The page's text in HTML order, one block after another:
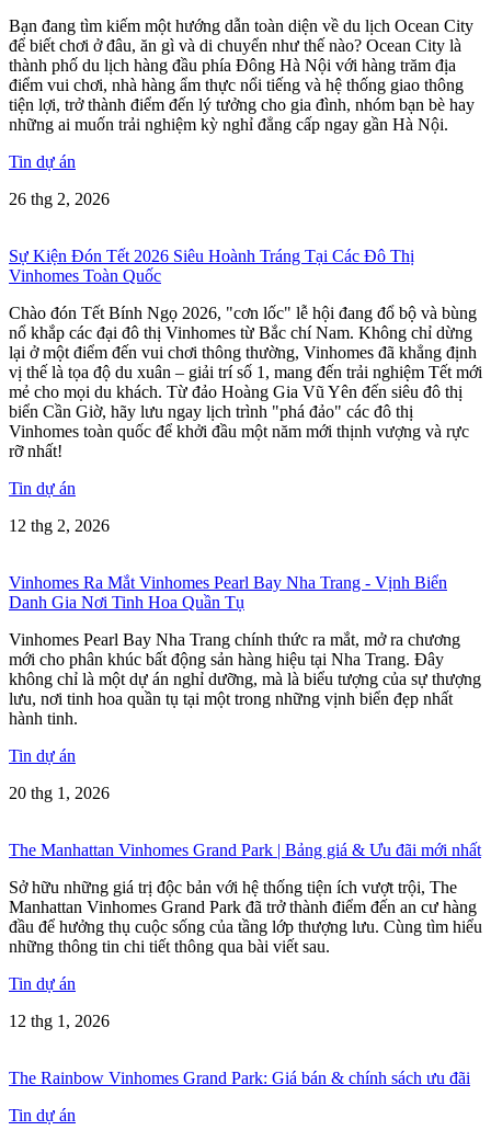
Bạn đang tìm kiếm một hướng dẫn toàn diện về du lịch Ocean City
để biết chơi ở đâu, ăn gì và di chuyển như thế nào? Ocean City là
thành phố du lịch hàng đầu phía Đông Hà Nội với hàng trăm địa
điểm vui chơi, nhà hàng ẩm thực nổi tiếng và hệ thống giao thông
tiện lợi, trở thành điểm đến lý tưởng cho gia đình, nhóm bạn bè hay
những ai muốn trải nghiệm kỳ nghỉ đẳng cấp ngay gần Hà Nội.
Tin dự án
26 thg 2, 2026
Sự Kiện Đón Tết 2026 Siêu Hoành Tráng Tại Các Đô Thị
Vinhomes Toàn Quốc
Chào đón Tết Bính Ngọ 2026, "cơn lốc" lễ hội đang đổ bộ và bùng
nổ khắp các đại đô thị Vinhomes từ Bắc chí Nam. Không chỉ dừng
lại ở một điểm đến vui chơi thông thường, Vinhomes đã khẳng định
vị thế là tọa độ du xuân – giải trí số 1, mang đến trải nghiệm Tết mới
mẻ cho mọi du khách. Từ đảo Hoàng Gia Vũ Yên đến siêu đô thị
biển Cần Giờ, hãy lưu ngay lịch trình "phá đảo" các đô thị
Vinhomes toàn quốc để khởi đầu một năm mới thịnh vượng và rực
rỡ nhất!
Tin dự án
12 thg 2, 2026
Vinhomes Ra Mắt Vinhomes Pearl Bay Nha Trang - Vịnh Biển
Danh Gia Nơi Tinh Hoa Quần Tụ
Vinhomes Pearl Bay Nha Trang chính thức ra mắt, mở ra chương
mới cho phân khúc bất động sản hàng hiệu tại Nha Trang. Đây
không chỉ là một dự án nghỉ dưỡng, mà là biểu tượng của sự thượng
lưu, nơi tinh hoa quần tụ tại một trong những vịnh biển đẹp nhất
hành tinh.
Tin dự án
20 thg 1, 2026
The Manhattan Vinhomes Grand Park | Bảng giá & Ưu đãi mới nhất
Sở hữu những giá trị độc bản với hệ thống tiện ích vượt trội, The
Manhattan Vinhomes Grand Park đã trở thành điểm đến an cư hàng
đầu để hưởng thụ cuộc sống của tầng lớp thượng lưu. Cùng tìm hiểu
những thông tin chi tiết thông qua bài viết sau.
Tin dự án
12 thg 1, 2026
The Rainbow Vinhomes Grand Park: Giá bán & chính sách ưu đãi
Tin dự án